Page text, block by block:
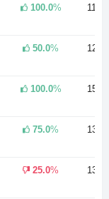
100.0% 11
50.0% 12
100.0% 15
75.0% 13
25.0% 13